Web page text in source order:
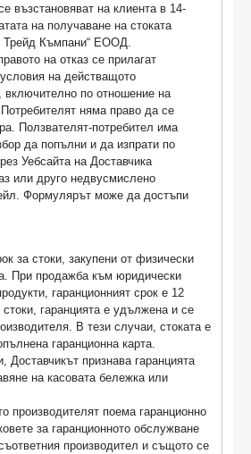
възстановяват на клиента в 14-
на получаване на стоката
Трейд Къмпани“ ЕООД.
на отказ се прилагат
на действащото
включително по отношение на
няма право да се
Ползвателят-потребител има
да попълни и да изпрати по
Уебсайта на Доставчика
или друго недвусмислено
Формулярът може да достъпи
за стоки, закупени от физически
При продажба към юридически
гаранционният срок е 12
гаранцията е удължена и се
В тези случаи, стоката е
гаранционна карта.
Доставчикът признава гаранцията
на касовата бележка или
производителят поема гаранционно
за гаранционното обслужване
производител и същото се